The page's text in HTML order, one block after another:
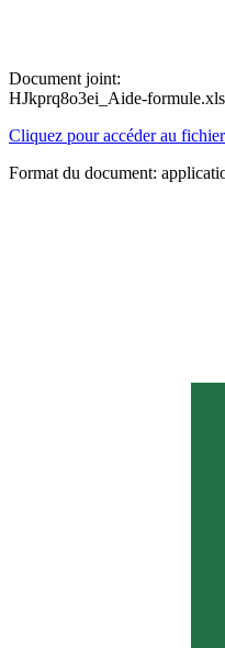
Document joint:
HJkprq8o3ei_Aide-
Cliquez pour accéder au fichier
Format du document: